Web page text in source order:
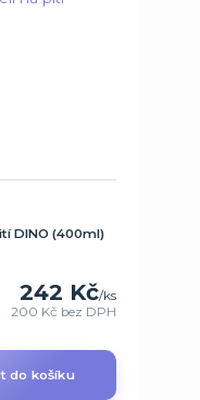
DINO (400ml)
242 Kč/ks
200 Kč bez DPH
do košíku